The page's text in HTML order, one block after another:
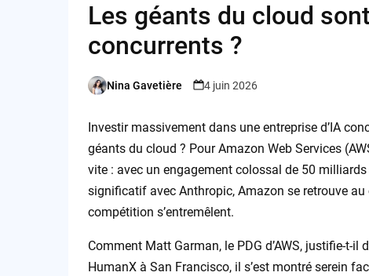
Les géants du cloud
concurrents ?
Posted
Nina Gavetière 4 juin 2026
Investir massivement dans une entreprise d’IA
géants du cloud ? Pour Amazon Web Services
vite : avec un engagement colossal de 50
significatif avec Anthropic, Amazon se retrouve
compétition s’entremêlent.
Comment Matt Garman, le PDG d’AWS, justifie-t-
HumanX à San Francisco, il s’est montré serein